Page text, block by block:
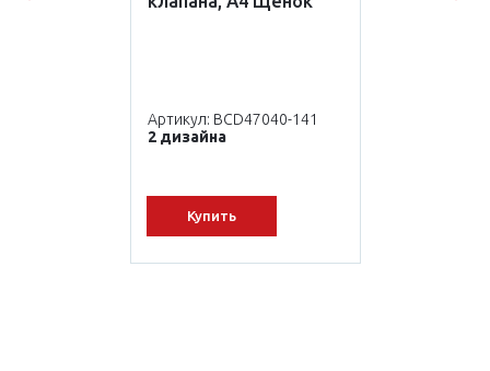
Артикул: BCD47040-141
2 дизайна
Купить